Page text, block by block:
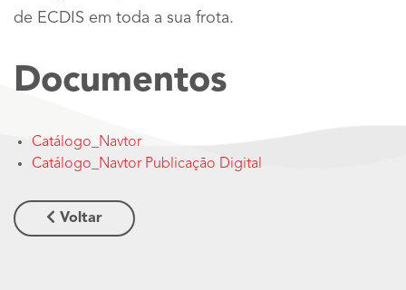
de ECDIS em toda a sua frota.
Documentos
Catálogo_Navtor
Catálogo_Navtor Publicação Digital
Voltar